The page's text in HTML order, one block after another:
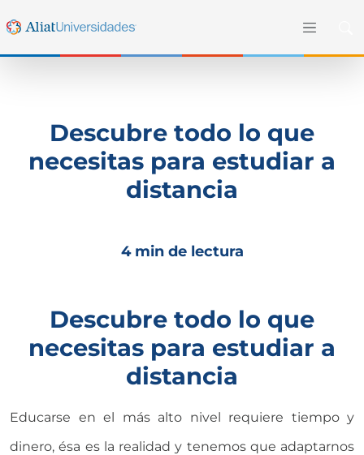
Descubre todo lo que
necesitas para estudiar a
distancia
4 min de lectura
Descubre todo lo que
necesitas para estudiar a
distancia
Educarse en el más alto nivel requiere tiempo y
dinero, ésa es la realidad y tenemos que adaptarnos